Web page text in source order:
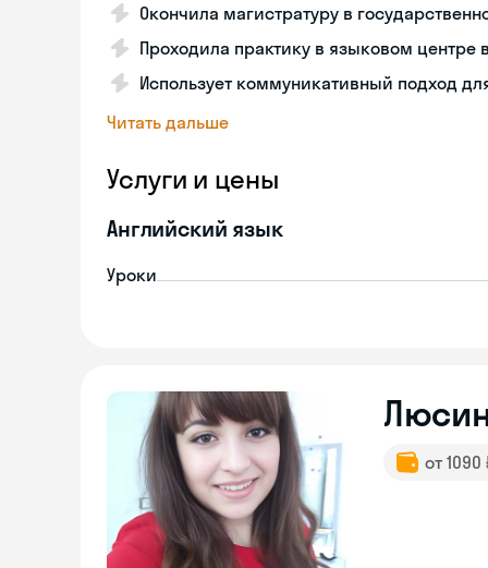
Окончила магистратуру в
Проходила практику в языковом центре
Использует коммуникативный подход
Читать дальше
Услуги и цены
Английский язык
Уроки
от